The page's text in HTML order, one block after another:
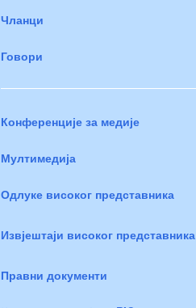
Чланци
Говори
Конференције за медије
Мултимедија
Одлуке високог представника
Извјештаји високог представника
Правни документи